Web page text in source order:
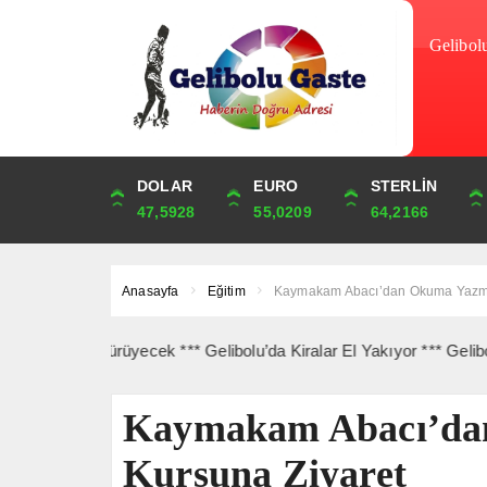
DOLAR
47,5928
EURO
55,0209
STERLİN
64,2166
ONS
4,270,11
ALTIN
6,534,68
ÇEYREK
10,684,21
Anasayfa Eğitim Kaymakam Abacı’dan Okuma
Yürüyecek *** Gelibolu’da Kiralar El Yakıyor *** Gelibolu
Kaymakam
Kursuna Ziyaret